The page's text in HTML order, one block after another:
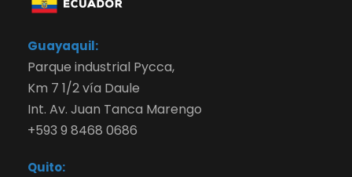
Guayaquil:
Parque industrial Pycca,
Km 7 1/2 vía Daule
Int. Av. Juan Tanca Marengo
+593 9 8468 0686
Quito: